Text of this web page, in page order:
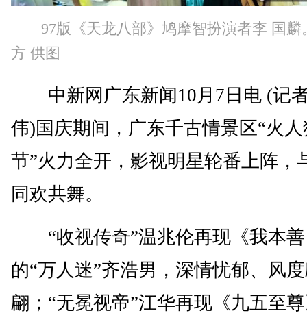
97版《天龙八部》鸠摩智扮演者李 国麟
方 供图
中新网广东新闻10月7日电 (记
伟)国庆期间，广东千古情景区“火
节”火力全开，影视明星轮番上阵，
同欢共舞。
“收视传奇”温兆伦再现《我本善
的“万人迷”齐浩男，深情忧郁、风
翩；“无冕视帝”江华再现《九五至